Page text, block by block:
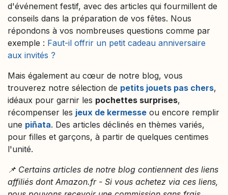
d'événement festif, avec des articles qui fourmillent de
conseils dans la préparation de vos fêtes. Nous
répondons à vos nombreuses questions comme par
exemple : Faut-il offrir un petit cadeau anniversaire
aux invités ?
Mais également au cœur de notre blog, vous
trouverez notre sélection de petits jouets pas chers,
idéaux pour garnir les pochettes surprises,
récompenser les jeux de kermesse ou encore remplir
une piñata. Des articles déclinés en thèmes variés,
pour filles et garçons, à partir de quelques centimes
l'unité.
📌 Certains articles de notre blog contiennent des liens
affiliés dont Amazon.fr - Si vous achetez via ces liens,